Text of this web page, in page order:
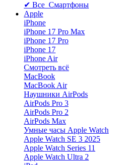
✔ Все Смартфоны
Apple
iPhone
iPhone 17 Pro Max
iPhone 17 Pro
iPhone 17
iPhone Air
Смотреть всё
MacBook
MacBook Air
Наушники AirPods
AirPods Pro 3
AirPods Pro 2
AirPods Max
Умные часы Apple Watch
Apple Watch SE 3 2025
Apple Watch Series 11
Apple Watch Ultra 2